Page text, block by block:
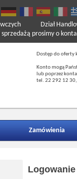
prosimy o
Dział
Dostęp do oferty
Konto mogą
lub poprzez
tel. 22 292 12
Zamówienia
Logowanie